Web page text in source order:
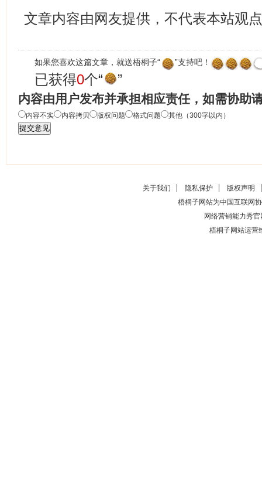
文章内容由网友提供，不代表本站观点
如果您喜欢这篇文章，就送梧桐子“ ”支持吧！
已获得0个“ ”
内容由用户发布并承担相应责任，如需协助
内容不实 内容拷贝 版权问题 格式问题 其他（300字以内）
关于我们 隐私保护
版权声明
梧桐子网站为中国互联网
网络营销能力秀官
梧桐子网站运营